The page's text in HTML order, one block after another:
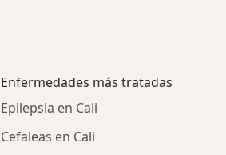
Enfermedades más tratadas
Epilepsia en Cali
Cefaleas en Cali